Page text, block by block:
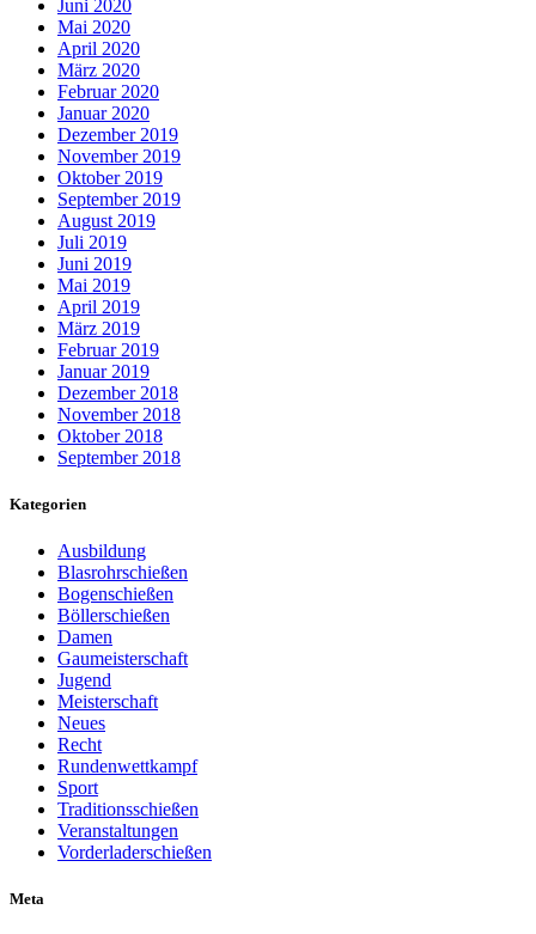
Juni 2020
Mai 2020
April 2020
März 2020
Februar 2020
Januar 2020
Dezember 2019
November 2019
Oktober 2019
September 2019
August 2019
Juli 2019
Juni 2019
Mai 2019
April 2019
März 2019
Februar 2019
Januar 2019
Dezember 2018
November 2018
Oktober 2018
September 2018
Kategorien
Ausbildung
Blasrohrschießen
Bogenschießen
Böllerschießen
Damen
Gaumeisterschaft
Jugend
Meisterschaft
Neues
Recht
Rundenwettkampf
Sport
Traditionsschießen
Veranstaltungen
Vorderladerschießen
Meta